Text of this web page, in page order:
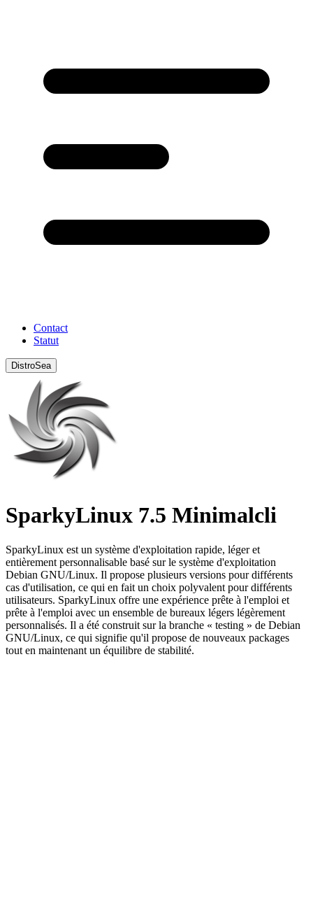
Contact
Statut
DistroSea
SparkyLinux 7.5 Minimalcli
SparkyLinux est un système d'exploitation rapide, léger et
entièrement personnalisable basé sur le système d'exploitation
Debian GNU/Linux. Il propose plusieurs versions pour différents
cas d'utilisation, ce qui en fait un choix polyvalent pour différents
utilisateurs. SparkyLinux offre une expérience prête à l'emploi et
prête à l'emploi avec un ensemble de bureaux légers légèrement
personnalisés. Il a été construit sur la branche « testing » de Debian
GNU/Linux, ce qui signifie qu'il propose de nouveaux packages
tout en maintenant un équilibre de stabilité.